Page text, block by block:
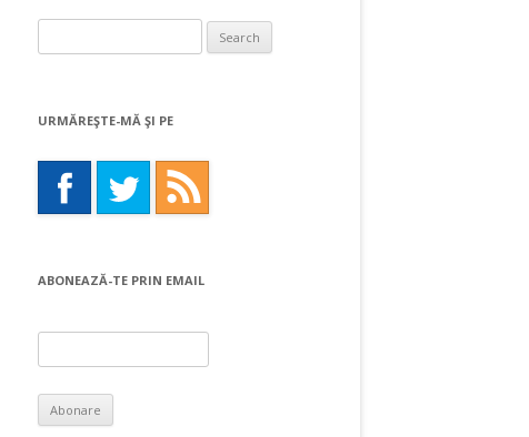
for:
URMĂREŞTE-MĂ ŞI PE
ABONEAZĂ-TE PRIN EMAIL